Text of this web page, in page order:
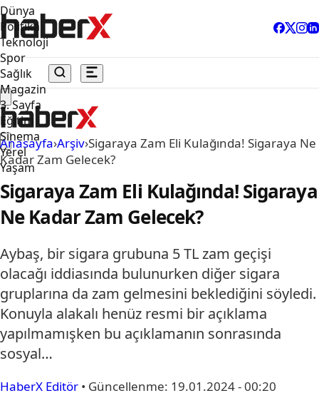
Dünya
Politika
Teknoloji
Spor
Sağlık
Magazin
3. Sayfa
Eğitim
Sinema
Yerel
Yaşam
Anasayfa›Arşiv›Sigaraya Zam Eli Kulağında! Sigaraya Ne
Kadar Zam Gelecek?
Sigaraya Zam Eli Kulağında! Sigaraya
Ne Kadar Zam Gelecek?
Aybaş, bir sigara grubuna 5 TL zam geçişi
olacağı iddiasında bulunurken diğer sigara
gruplarına da zam gelmesini beklediğini söyledi.
Konuyla alakalı henüz resmi bir açıklama
yapılmamışken bu açıklamanın sonrasında
sosyal…
HaberX Editör • Güncellenme: 19.01.2024 - 00:20